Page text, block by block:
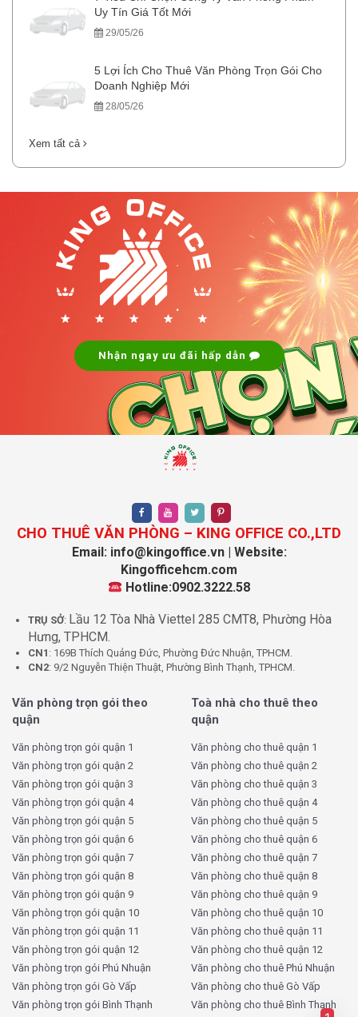
Uy Tín Giá Tốt Mới
29/05/26
5 Lợi Ích Cho Thuê Văn Phòng Trọn Gói Cho
Doanh Nghiệp Mới
28/05/26
Xem tất cả
.
.
Nhận ngay ưu đãi hấp dẫn
CHO THUÊ VĂN PHÒNG – KING OFFICE CO.,LTD
Email: info@kingoffice.vn | Website:
Kingofficehcm.com
Hotline:0902.3222.58
TRỤ SỞ: Lầu 12 Tòa Nhà Viettel 285 CMT8, Phường Hòa
Hưng, TPHCM.
CN1 : 169B Thích Quảng Đức, Phường Đức Nhuận, TPHCM.
CN2: 9/2 Nguyễn Thiện Thuật, Phường Bình Thạnh, TPHCM.
Văn phòng trọn gói theo
quận
Văn phòng trọn gói quận 1
Văn phòng trọn gói quận 2
Văn phòng trọn gói quận 3
Văn phòng trọn gói quận 4
Văn phòng trọn gói quận 5
Văn phòng trọn gói quận 6
Văn phòng trọn gói quận 7
Văn phòng trọn gói quận 8
Văn phòng trọn gói quận 9
Văn phòng trọn gói quận 10
Văn phòng trọn gói quận 11
Văn phòng trọn gói quận 12
Văn phòng trọn gói Phú Nhuận
Văn phòng trọn gói Gò Vấp
Văn phòng trọn gói Bình Thạnh
Toà nhà cho thuê theo
quận
Văn phòng cho thuê quận 1
Văn phòng cho thuê quận 2
Văn phòng cho thuê quận 3
Văn phòng cho thuê quận 4
Văn phòng cho thuê quận 5
Văn phòng cho thuê quận 6
Văn phòng cho thuê quận 7
Văn phòng cho thuê quận 8
Văn phòng cho thuê quận 9
Văn phòng cho thuê quận 10
Văn phòng cho thuê quận 11
Văn phòng cho thuê quận 12
Văn phòng cho thuê Phú Nhuận
Văn phòng cho thuê Gò Vấp
Văn phòng cho thuê Bình Thạnh